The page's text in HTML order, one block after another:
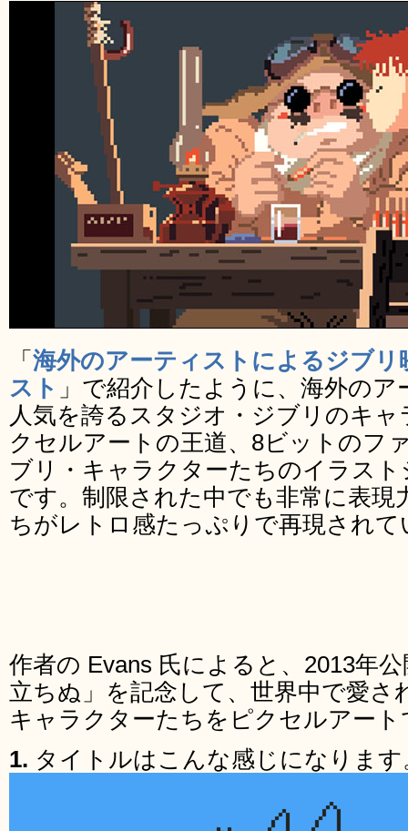
「 海外のアーティストによるジブ
スト 」で紹介したように、海外の
人気を誇るスタジオ・ジブリのキ
クセルアートの王道、8ビットのフ
ブリ・キャラクターたちのイラスト
です。制限された中でも非常に表現
ちがレトロ感たっぷりで再現されて
作者の Evans 氏によると、2013年
立ちぬ」を記念して、世界中で愛さ
キャラクターたちをピクセルアー
1. タイトルはこんな感じになります